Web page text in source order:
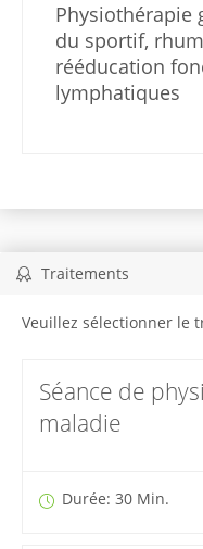
Physiothérapie
du sportif,
rééducation
lymphatiques
Traitements
Veuillez sélectionner le
Séance de
maladie
Durée: 30 Min.